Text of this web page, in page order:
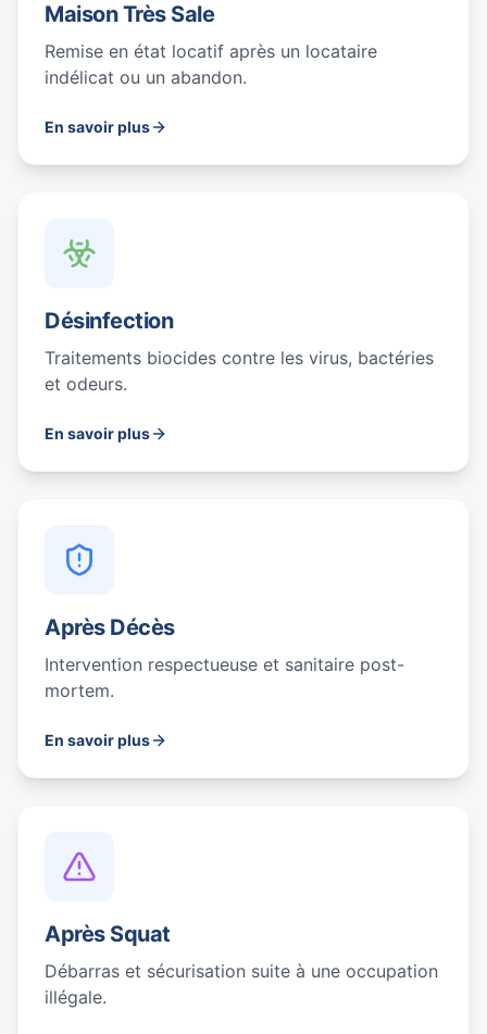
Maison Très Sale
Remise en état locatif après un locataire
indélicat ou un abandon.
En savoir plus
Désinfection
Traitements biocides contre les virus, bactéries
et odeurs.
En savoir plus
Après Décès
Intervention respectueuse et sanitaire post-
mortem.
En savoir plus
Après Squat
Débarras et sécurisation suite à une occupation
illégale.